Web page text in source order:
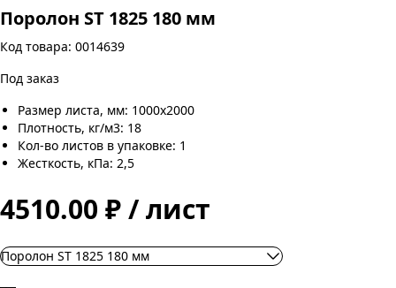
Поролон ST 1825 180 мм
Код товара: 0014639
Под заказ
Размер листа, мм: 1000х2000
Плотность, кг/м3: 18
Кол-во листов в упаковке: 1
Жесткость, кПа: 2,5
4510.00 ₽ / лист
Поролон ST 1825 180 мм